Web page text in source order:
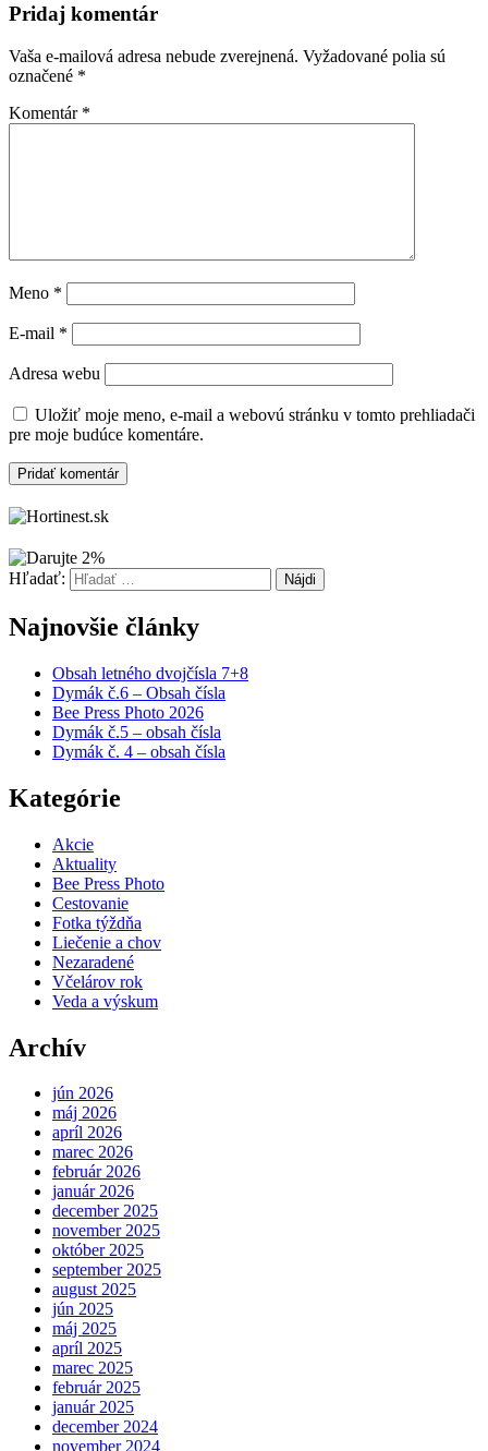
Pridaj komentár
Vaša e-mailová adresa nebude zverejnená. Vyžadované polia sú
označené *
Komentár *
Meno *
E-mail *
Adresa webu
Uložiť moje meno, e-mail a webovú stránku v tomto prehliadači
pre moje budúce komentáre.
Hľadať:
Najnovšie články
Obsah letného dvojčísla 7+8
Dymák č.6 – Obsah čísla
Bee Press Photo 2026
Dymák č.5 – obsah čísla
Dymák č. 4 – obsah čísla
Kategórie
Akcie
Aktuality
Bee Press Photo
Cestovanie
Fotka týždňa
Liečenie a chov
Nezaradené
Včelárov rok
Veda a výskum
Archív
jún 2026
máj 2026
apríl 2026
marec 2026
február 2026
január 2026
december 2025
november 2025
október 2025
september 2025
august 2025
jún 2025
máj 2025
apríl 2025
marec 2025
február 2025
január 2025
december 2024
november 2024